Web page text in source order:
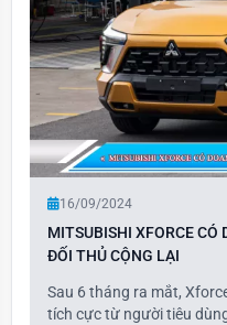
16/09/2024
MITSUBISHI XFORCE CÓ
ĐỐI THỦ CỘNG LẠI
Sau 6 tháng ra mắt,
tích cực từ người tiêu